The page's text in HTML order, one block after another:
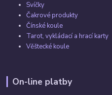
Svíčky
Čakrové produkty
Čínské koule
Tarot, vykládací a hrací karty
Věštecké koule
On-line platby